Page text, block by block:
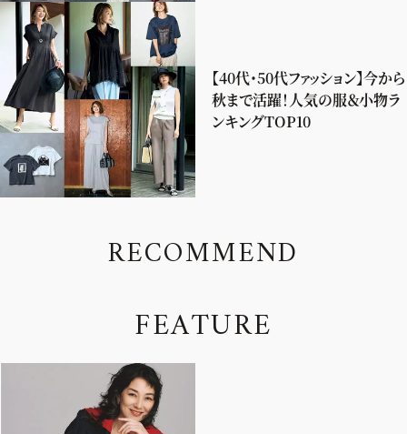
【40代・50代ファッション】今から
秋まで活躍！人気の服＆小物ラ
ンキングTOP10
RECOMMEND
FEATURE